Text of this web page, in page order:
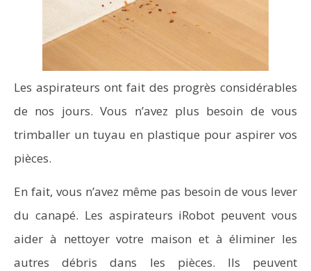
Les aspirateurs ont fait des progrès considérables
de nos jours. Vous n’avez plus besoin de vous
trimballer un tuyau en plastique pour aspirer vos
pièces.
En fait, vous n’avez même pas besoin de vous lever
du canapé. Les aspirateurs iRobot peuvent vous
aider à nettoyer votre maison et à éliminer les
autres débris dans les pièces. Ils peuvent